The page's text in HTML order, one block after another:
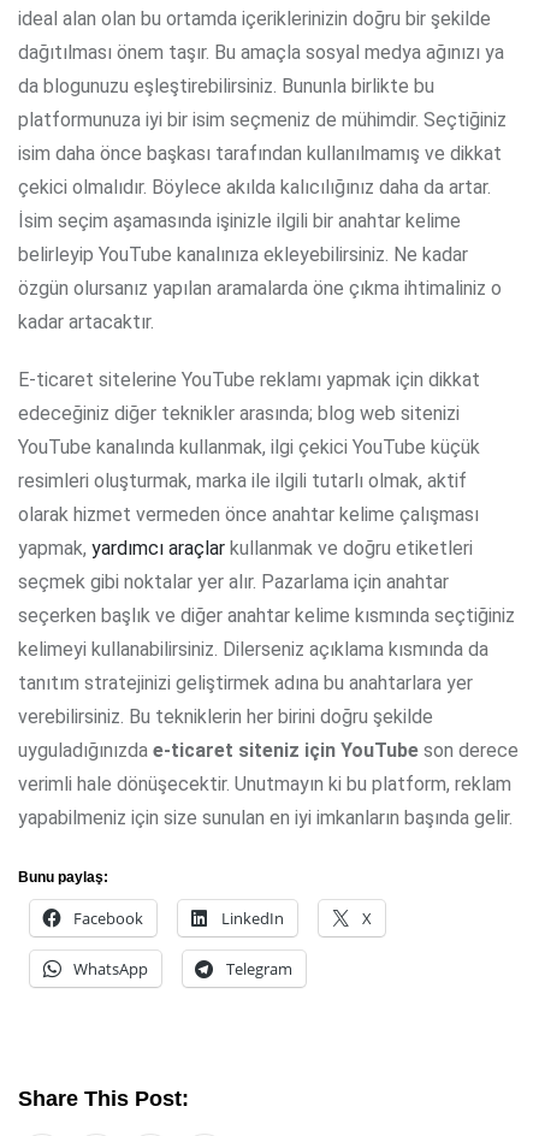
ideal alan olan bu ortamda içeriklerinizin doğru bir şekilde
dağıtılması önem taşır. Bu amaçla sosyal medya ağınızı ya
da blogunuzu eşleştirebilirsiniz. Bununla birlikte bu
platformunuza iyi bir isim seçmeniz de mühimdir. Seçtiğiniz
isim daha önce başkası tarafından kullanılmamış ve dikkat
çekici olmalıdır. Böylece akılda kalıcılığınız daha da artar.
İsim seçim aşamasında işinizle ilgili bir anahtar kelime
belirleyip YouTube kanalınıza ekleyebilirsiniz. Ne kadar
özgün olursanız yapılan aramalarda öne çıkma ihtimaliniz o
kadar artacaktır.
E-ticaret sitelerine YouTube reklamı yapmak için dikkat
edeceğiniz diğer teknikler arasında; blog web sitenizi
YouTube kanalında kullanmak, ilgi çekici YouTube küçük
resimleri oluşturmak, marka ile ilgili tutarlı olmak, aktif
olarak hizmet vermeden önce anahtar kelime çalışması
yapmak, yardımcı araçlar kullanmak ve doğru etiketleri
seçmek gibi noktalar yer alır. Pazarlama için anahtar
seçerken başlık ve diğer anahtar kelime kısmında seçtiğiniz
kelimeyi kullanabilirsiniz. Dilerseniz açıklama kısmında da
tanıtım stratejinizi geliştirmek adına bu anahtarlara yer
verebilirsiniz. Bu tekniklerin her birini doğru şekilde
uyguladığınızda e-ticaret siteniz için YouTube son derece
verimli hale dönüşecektir. Unutmayın ki bu platform, reklam
yapabilmeniz için size sunulan en iyi imkanların başında gelir.
Bunu paylaş:
Facebook LinkedIn X
WhatsApp Telegram
Share This Post: